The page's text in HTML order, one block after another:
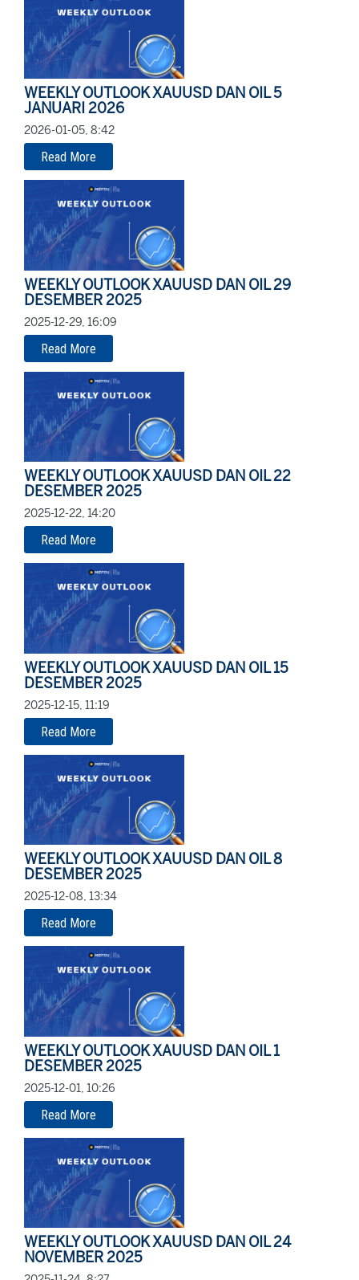
WEEKLY OUTLOOK XAUUSD DAN OIL 5
JANUARI 2026
2026-01-05, 8:42
Read More
WEEKLY OUTLOOK XAUUSD DAN OIL 29
DESEMBER 2025
2025-12-29, 16:09
Read More
WEEKLY OUTLOOK XAUUSD DAN OIL 22
DESEMBER 2025
2025-12-22, 14:20
Read More
WEEKLY OUTLOOK XAUUSD DAN OIL 15
DESEMBER 2025
2025-12-15, 11:19
Read More
WEEKLY OUTLOOK XAUUSD DAN OIL 8
DESEMBER 2025
2025-12-08, 13:34
Read More
WEEKLY OUTLOOK XAUUSD DAN OIL 1
DESEMBER 2025
2025-12-01, 10:26
Read More
WEEKLY OUTLOOK XAUUSD DAN OIL 24
NOVEMBER 2025